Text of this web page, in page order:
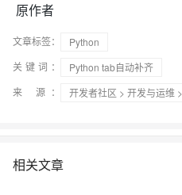
原作者
文章标签：
Python
关键词：
Python tab自动补齐
来 源：
开发者社区 > 开发与运维 >
相关文章